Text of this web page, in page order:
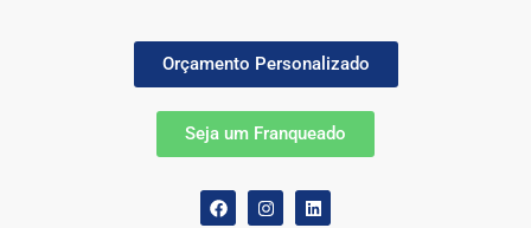
Orçamento Personalizado
Seja um Franqueado